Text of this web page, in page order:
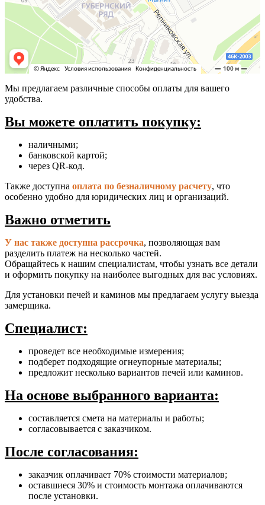
Мы предлагаем различные способы оплаты для вашего
удобства.
Вы можете оплатить покупку:
наличными;
банковской картой;
через QR-код.
Также доступна оплата по безналичному расчету, что
особенно удобно для юридических лиц и организаций.
Важно отметить
У нас также доступна рассрочка, позволяющая вам
разделить платеж на несколько частей.
Обращайтесь к нашим специалистам, чтобы узнать все детали
и оформить покупку на наиболее выгодных для вас условиях.
Для установки печей и каминов мы предлагаем услугу выезда
замерщика.
Специалист:
проведет все необходимые измерения;
подберет подходящие огнеупорные материалы;
предложит несколько вариантов печей или каминов.
На основе выбранного варианта:
составляется смета на материалы и работы;
согласовывается с заказчиком.
После согласования:
заказчик оплачивает 70% стоимости материалов;
оставшиеся 30% и стоимость монтажа оплачиваются
после установки.